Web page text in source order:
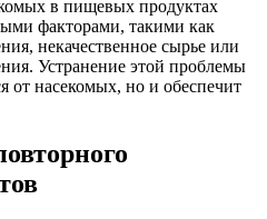
в пищевых продуктах
факторами, такими как
некачественное сырье или
Устранение этой проблемы
от насекомых, но и обеспечит